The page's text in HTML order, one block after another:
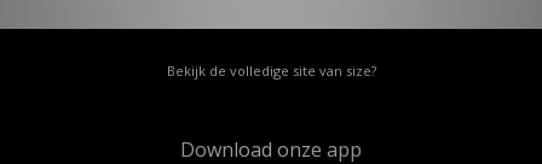
Bekijk de volledige site van size?
Download onze app